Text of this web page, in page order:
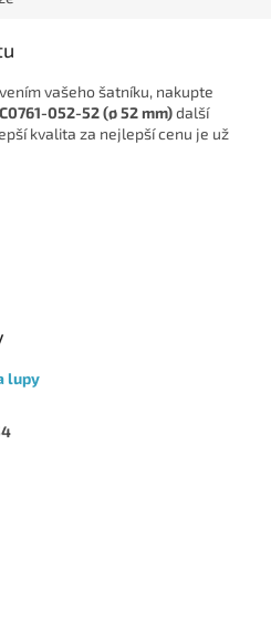
vašeho šatníku, nakupte
052-52 (ø 52 mm)další
kvalita za nejlepší cenu je už
lupy